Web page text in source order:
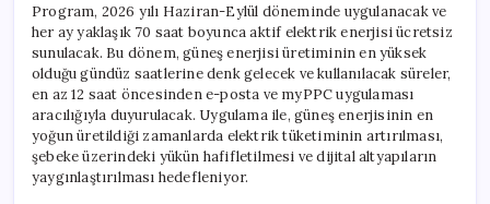
Program, 2026 yılı Haziran-Eylül döneminde uygulanacak ve
her ay yaklaşık 70 saat boyunca aktif elektrik enerjisi ücretsiz
sunulacak. Bu dönem, güneş enerjisi üretiminin en yüksek
olduğu gündüz saatlerine denk gelecek ve kullanılacak süreler,
en az 12 saat öncesinden e-posta ve myPPC uygulaması
aracılığıyla duyurulacak. Uygulama ile, güneş enerjisinin en
yoğun üretildiği zamanlarda elektrik tüketiminin artırılması,
şebeke üzerindeki yükün hafifletilmesi ve dijital altyapıların
yaygınlaştırılması hedefleniyor.